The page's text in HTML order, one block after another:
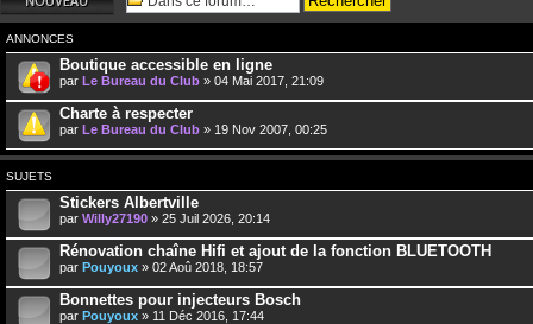
sujet
ANNONCES
Boutique accessible en ligne
par Le Bureau du Club » 04 Mai 2017, 21:09
Charte à respecter
par Le Bureau du Club » 19 Nov 2007, 00:25
SUJETS
Stickers Albertville
par Willy27190 » 25 Juil 2026, 20:14
Rénovation chaîne Hifi et ajout de la fonction BLUETOOTH
par Pouyoux » 02 Aoû 2018, 18:57
Bonnettes pour injecteurs Bosch
par Pouyoux » 11 Déc 2016, 17:44